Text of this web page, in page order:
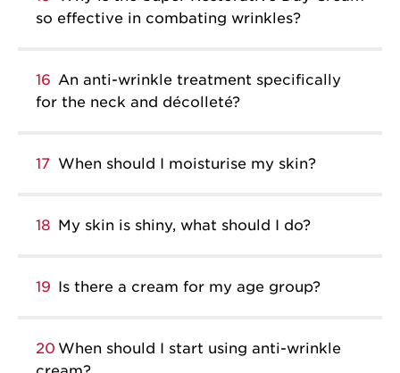
so effective in combating wrinkles?
16 An anti-wrinkle treatment specifically
for the neck and décolleté?
17 When should I moisturise my skin?
18 My skin is shiny, what should I do?
19 Is there a cream for my age group?
20 When should I start using anti-wrinkle